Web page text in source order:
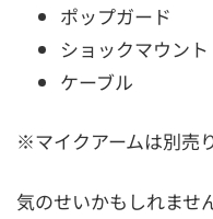
ポップガード
ショックマウント
ケーブル
※マイクアームは別売
気のせいかもしれませ